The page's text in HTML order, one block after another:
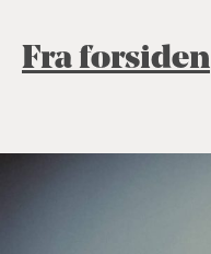
Fra forsiden